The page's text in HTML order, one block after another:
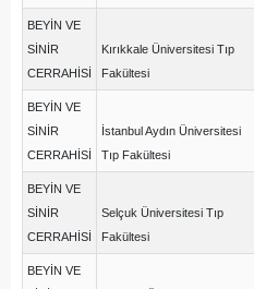
BEYİN VE
SİNİR
CERRAHİSİ
Kırıkkale Üniversitesi Tıp
Fakültesi
BEYİN VE
SİNİR
CERRAHİSİ
İstanbul Aydın Üniversitesi
Tıp Fakültesi
BEYİN VE
SİNİR
CERRAHİSİ
Selçuk Üniversitesi Tıp
Fakültesi
BEYİN VE